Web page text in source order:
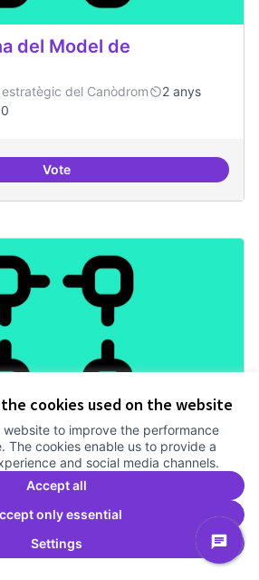
cookies used on the website
website to improve the performance
The cookies enable us to provide a
and social media channels.
Accept all
only essential
Settings
del Model de
del Canòdrom
2 anys
0
VoteRevisió interna del Model de
gpvernança
estratègic del Canòdrom
0